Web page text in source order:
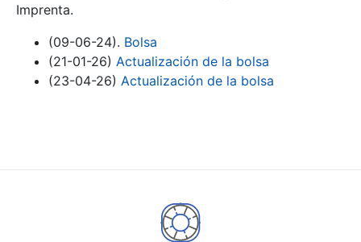
Mostra/Amaga
Imprenta.
(09-06-24). Bolsa
(21-01-26) Actualización de la bolsa
(23-04-26) Actualización de la bolsa